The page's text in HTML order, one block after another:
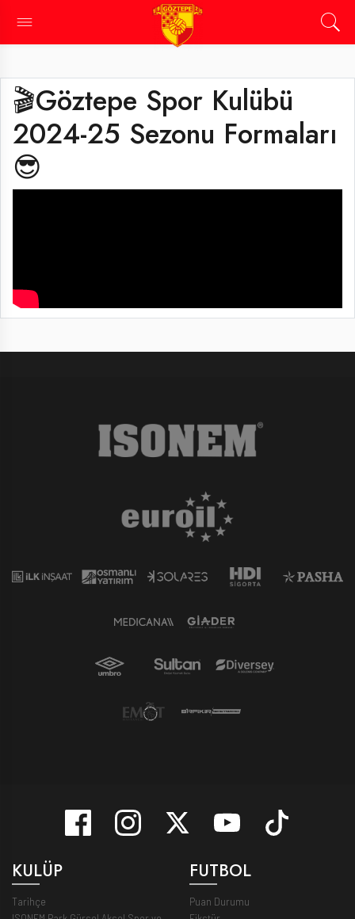
🎬Göztepe Spor Kulübü
2024-25 Sezonu Formaları
😎
KULÜP
Tarihçe
FUTBOL
Puan Durumu